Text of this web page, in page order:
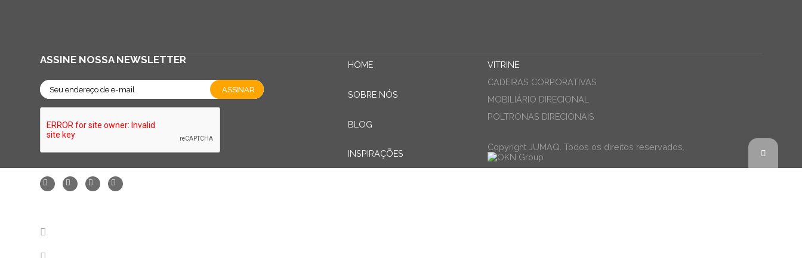
ASSINE NOSSA NEWSLETTER HOME
SOBRE NÓS
BLOG
INSPIRAÇÕES
VITRINE
CADEIRAS CORPORATIVAS
MOBILIÁRIO DIRECIONAL
POLTRONAS DIRECIONAIS
Copyright JUMAQ. Todos os direitos reservados.